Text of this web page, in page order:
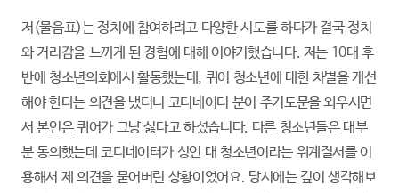
저(물음표)는 정치에 참여하려고 다양한 시도를 하다가 결국 정치
와 거리감을 느끼게 된 경험에 대해 이야기했습니다. 저는 10대 후
반에 청소년의회에서 활동했는데, 퀴어 청소년에 대한 차별을 개선
해야 한다는 의견을 냈더니 코디네이터 분이 주기도문을 외우시면
서 본인은 퀴어가 그냥 싫다고 하셨습니다. 다른 청소년들은 대부
분 동의했는데 코디네이터가 성인 대 청소년이라는 위계질서를 이
용해서 제 의견을 묻어버린 상황이었어요. 당시에는 깊이 생각해보